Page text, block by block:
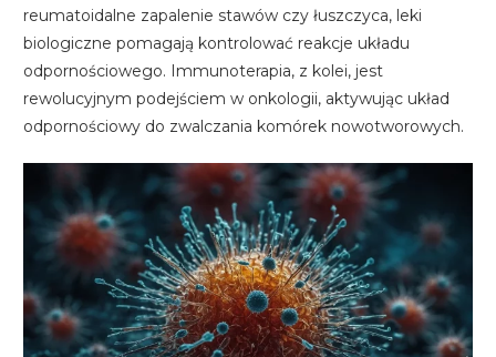
reumatoidalne zapalenie stawów czy łuszczyca, leki
biologiczne pomagają kontrolować reakcje układu
odpornościowego. Immunoterapia, z kolei, jest
rewolucyjnym podejściem w onkologii, aktywując układ
odpornościowy do zwalczania komórek nowotworowych.